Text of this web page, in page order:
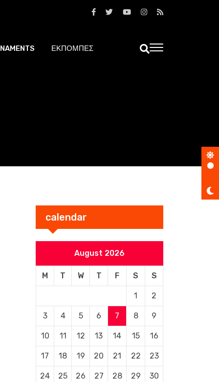
ΕΚΠΟΜΠΕΣ
calendar
August 2026
M T W T F S S
1 2
3 4 5 6 7 8 9
10 11 12 13 14 15 16
17 18 19 20 21 22 23
24 25 26 27 28 29 30